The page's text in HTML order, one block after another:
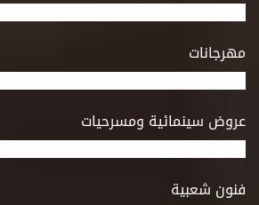
مهرجانات
عروض سينمائية ومسرحيات
فنون شعبية